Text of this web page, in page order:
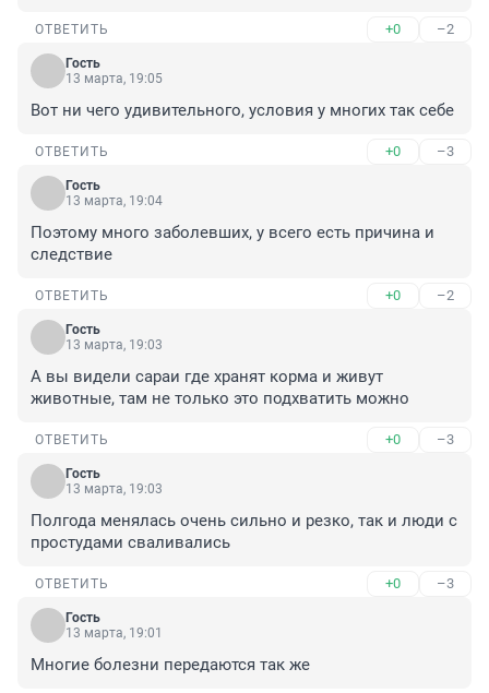
ОТВЕТИТЬ +0 –2
Гость
13 марта, 19:05
Вот ни чего удивительного, условия у многих так себе
ОТВЕТИТЬ +0 –3
Гость
13 марта, 19:04
Поэтому много заболевших, у всего есть причина и
следствие
ОТВЕТИТЬ +0 –2
Гость
13 марта, 19:03
А вы видели сараи где хранят корма и живут
животные, там не только это подхватить можно
ОТВЕТИТЬ +0 –3
Гость
13 марта, 19:03
Полгода менялась очень сильно и резко, так и люди с
простудами сваливались
ОТВЕТИТЬ +0 –3
Гость
13 марта, 19:01
Многие болезни передаются так же